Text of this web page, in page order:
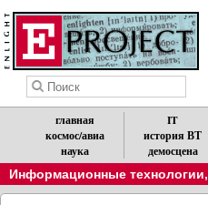
главная
космос/авиа
наука
IT
история ВТ
демосцена
Информационные технологии,